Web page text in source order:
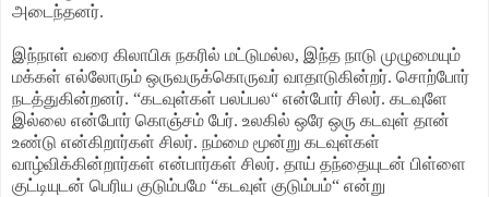
அடைந்தனர்.
இந்நாள் வரை கிலாபிசு நகரில் மட்டுமல்ல, இந்த நாடு முழுமையும்
மக்கள் எல்லோரும் ஒருவருக்கொருவர் வாதாடுகின்றர். சொற்போர்
நடத்துகின்றனர். “கடவுள்கள் பலப்பல“ என்போர் சிலர். கடவுளே
இல்லை என்போர் கொஞ்சம் பேர். உலகில் ஒரே ஒரு கடவுள் தான்
உண்டு என்கிறார்கள் சிலர். நம்மை மூன்று கடவுள்கள்
வாழ்விக்கின்றார்கள் என்பார்கள் சிலர். தாய் தந்தையுடன் பிள்ளை
குட்டியுடன் பெரிய குடும்பமே “கடவுள் குடும்பம்“ என்று